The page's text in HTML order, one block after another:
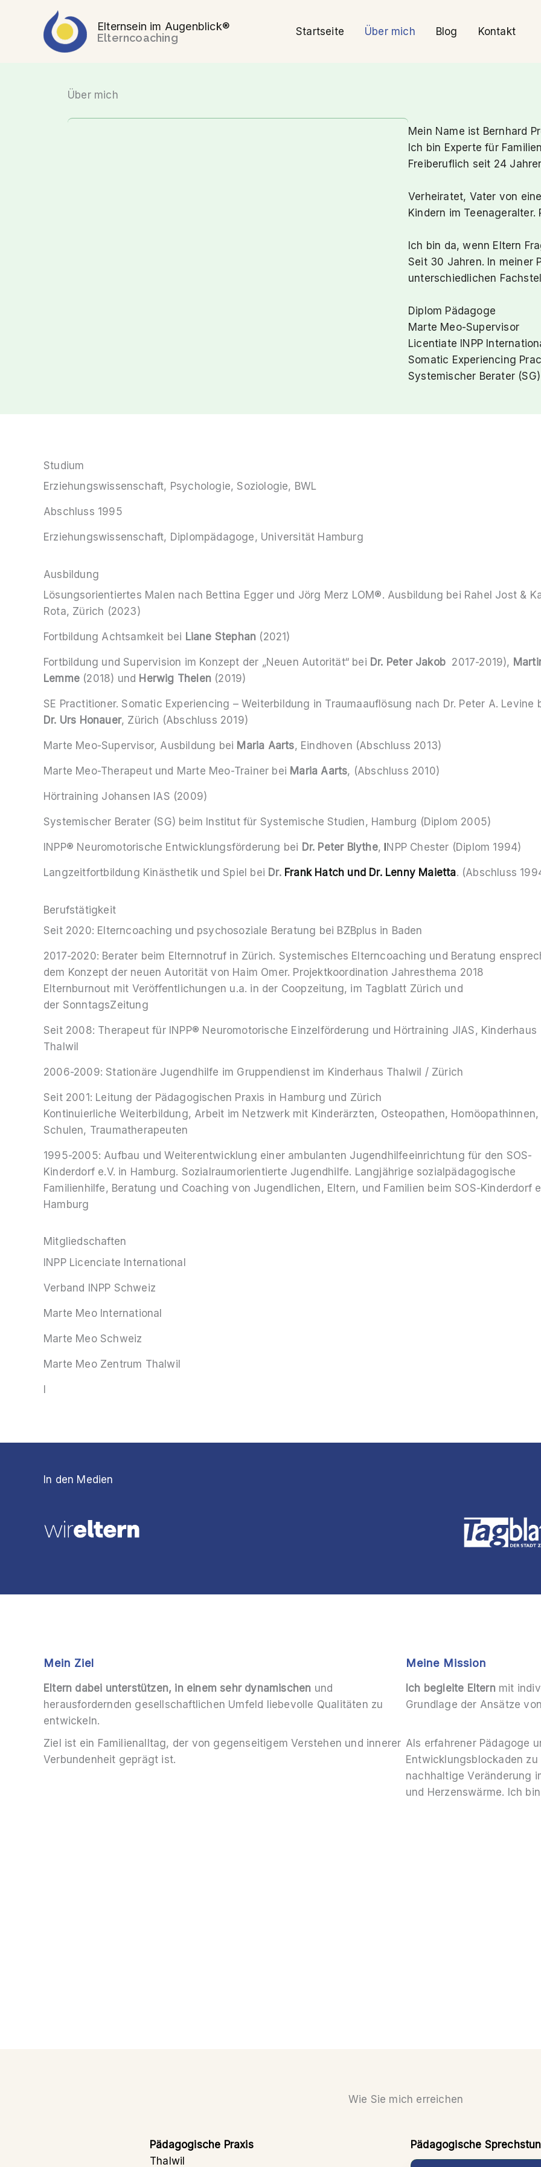
Elternsein im Augenblick® Startseite Über mich Blog Kontakt
Über mich
Mein Name ist Bernhard
Ich bin Experte für
Freiberuflich seit 24
Verheiratet, Vater von
Kindern im
Ich bin da, wenn Eltern
Seit 30 Jahren. In meiner
unterschiedlichen
Diplom Pädagoge
Marte Meo-Supervisor
Licentiate INPP
Somatic Experiencing
Systemischer Berater (SG)
Studium
Erziehungswissenschaft, Psychologie, Soziologie, BWL
Abschluss 1995
Erziehungswissenschaft, Diplompädagoge, Universität Hamburg
Ausbildung
Lösungsorientiertes Malen nach Bettina Egger und Jörg Merz LOM®. Ausbildung bei Rahel Jost &
Rota, Zürich (2023)
Fortbildung Achtsamkeit bei Liane Stephan (2021)
Fortbildung und Supervision im Konzept der „Neuen Autorität“ bei Dr. Peter Jakob 2017-2019),
Lemme (2018) und Herwig Thelen (2019)
SE Practitioner. Somatic Experiencing – Weiterbildung in Traumaauflösung nach Dr. Peter A. Levine
Dr. Urs Honauer, Zürich (Abschluss 2019)
Marte Meo-Supervisor, Ausbildung bei Maria Aarts, Eindhoven (Abschluss 2013)
Marte Meo-Therapeut und Marte Meo-Trainer bei Maria Aarts, (Abschluss 2010)
Hörtraining Johansen IAS (2009)
Systemischer Berater (SG) beim Institut für Systemische Studien, Hamburg (Diplom 2005)
INPP® Neuromotorische Entwicklungsförderung bei Dr. Peter Blythe, INPP Chester (Diplom 1994)
Langzeitfortbildung Kinästhetik und Spiel bei Dr. Frank Hatch und Dr. Lenny Maietta. (Abschluss
Berufstätigkeit
Seit 2020: Elterncoaching und psychosoziale Beratung bei BZBplus in Baden
2017-2020: Berater beim Elternnotruf in Zürich. Systemisches Elterncoaching und Beratung
dem Konzept der neuen Autorität von Haim Omer. Projektkoordination Jahresthema 2018
Elternburnout mit Veröffentlichungen u.a. in der Coopzeitung, im Tagblatt Zürich und
der SonntagsZeitung
Seit 2008: Therapeut für INPP® Neuromotorische Einzelförderung und Hörtraining JIAS, Kinderhaus
Thalwil
2006-2009: Stationäre Jugendhilfe im Gruppendienst im Kinderhaus Thalwil / Zürich
Seit 2001: Leitung der Pädagogischen Praxis in Hamburg und Zürich
Kontinuierliche Weiterbildung, Arbeit im Netzwerk mit Kinderärzten, Osteopathen, Homöopathinnen,
Schulen, Traumatherapeuten
1995-2005: Aufbau und Weiterentwicklung einer ambulanten Jugendhilfeeinrichtung für den SOS-
Kinderdorf e.V. in Hamburg. Sozialraumorientierte Jugendhilfe. Langjährige sozialpädagogische
Familienhilfe, Beratung und Coaching von Jugendlichen, Eltern, und Familien beim SOS-Kinderdorf
Hamburg
Mitgliedschaften
INPP Licenciate International
Verband INPP Schweiz
Marte Meo International
Marte Meo Schweiz
Marte Meo Zentrum Thalwil
I
In den Medien
Mein Ziel
Eltern dabei unterstützen, in einem sehr dynamischen und
herausfordernden gesellschaftlichen Umfeld liebevolle Qualitäten zu
entwickeln.
Ziel ist ein Familienalltag, der von gegenseitigem Verstehen und innerer
Verbundenheit geprägt ist.
Meine Mission
Ich begleite Eltern mit
Grundlage der Ansätze
Als erfahrener Pädagoge
Entwicklungsblockaden
nachhaltige Veränderung
und Herzenswärme. Ich
Wie Sie mich erreichen
Pädagogische Praxis
Thalwil
Pädagogische